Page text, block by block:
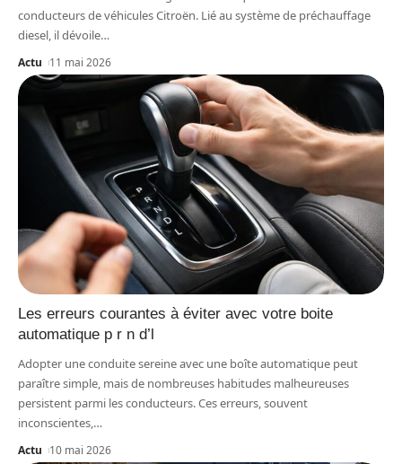
conducteurs de véhicules Citroën. Lié au système de préchauffage
diesel, il dévoile…
Actu 11 mai 2026
Les erreurs courantes à éviter avec votre boite
automatique p r n d’l
Adopter une conduite sereine avec une boîte automatique peut
paraître simple, mais de nombreuses habitudes malheureuses
persistent parmi les conducteurs. Ces erreurs, souvent
inconscientes,…
Actu 10 mai 2026